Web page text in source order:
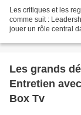
Les critiques et les
comme suit :
jouer un rôle central
Les grands
Entretien
Box Tv